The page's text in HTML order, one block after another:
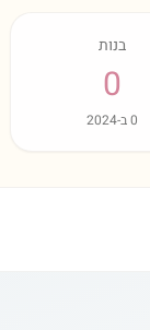
בנות
0
0ב-2024